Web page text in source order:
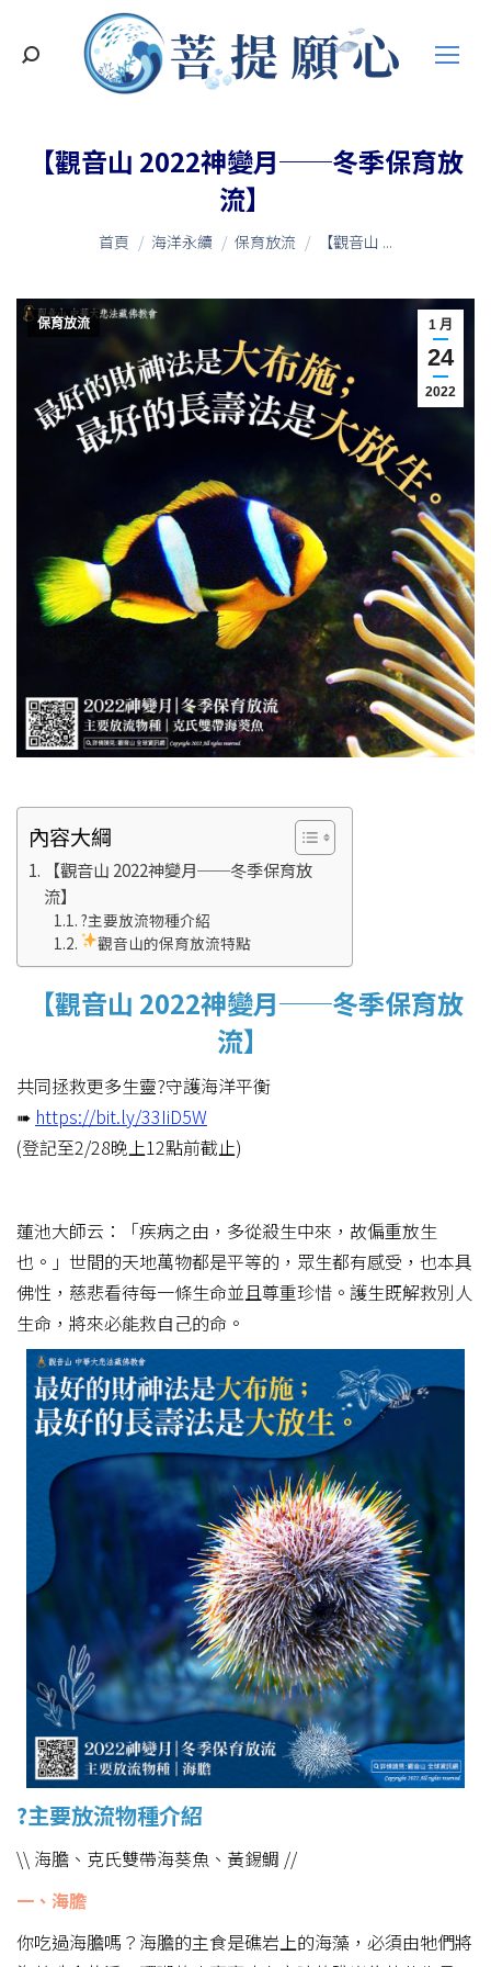
搜
【觀音山 2022神變月──冬季保育放
流】
您在這裡：
首頁 海洋永續 保育放流 【觀音山 ...
1 月
24
2022
保育放流
內容大綱
【觀音山 2022神變月──冬季保育放
流】
?主要放流物種介紹
觀音山的保育放流特點
【觀音山 2022神變月──冬季保育放
流】
共同拯救更多生靈?守護海洋平衡
➠ https://bit.ly/33IiD5W
(登記至2/28晚上12點前截止)
蓮池大師云：「疾病之由，多從殺生中來，故偏重放生
也。」世間的天地萬物都是平等的，眾生都有感受，也本具
佛性，慈悲看待每一條生命並且尊重珍惜。護生既解救別人
生命，將來必能救自己的命。
?主要放流物種介紹
\\ 海膽、克氏雙帶海葵魚、黃錫鯛 //
一、海膽
你吃過海膽嗎？海膽的主食是礁岩上的海藻，必須由牠們將